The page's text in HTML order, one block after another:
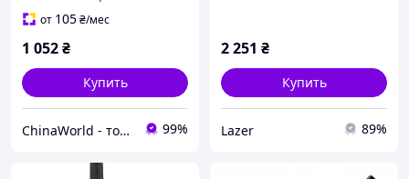
от 105₴/мес
1 052₴
Купить
ChinaWorld - товары высокого качества! 99%
2 251 ₴
Купить
Lazer 89%